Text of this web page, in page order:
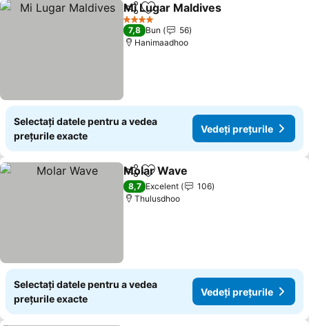
DistribuițiAdăugaţi la favorite
Mi Lugar Maldives
4 Stele
7,8 Bun
56
Hanimaadhoo
Selectați datele pentru a vedea
prețurile exacte
Vedeți prețurile
DistribuițiAdăugaţi la favorite
Molar Wave
8,7 Excelent
106
Thulusdhoo
Selectați datele pentru a vedea
prețurile exacte
Vedeți prețurile